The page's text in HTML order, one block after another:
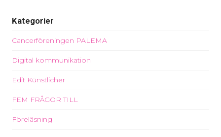
Kategorier
Cancerföreningen PALEMA
Digital kommunikation
Edit Künstlicher
FEM FRÅGOR TILL
Föreläsning